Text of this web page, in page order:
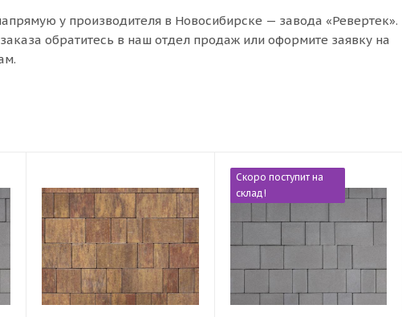
у производителя в Новосибирске — завода «Ревертек».
обратитесь в наш отдел продаж или оформите заявку на
Скоро поступит на
склад!